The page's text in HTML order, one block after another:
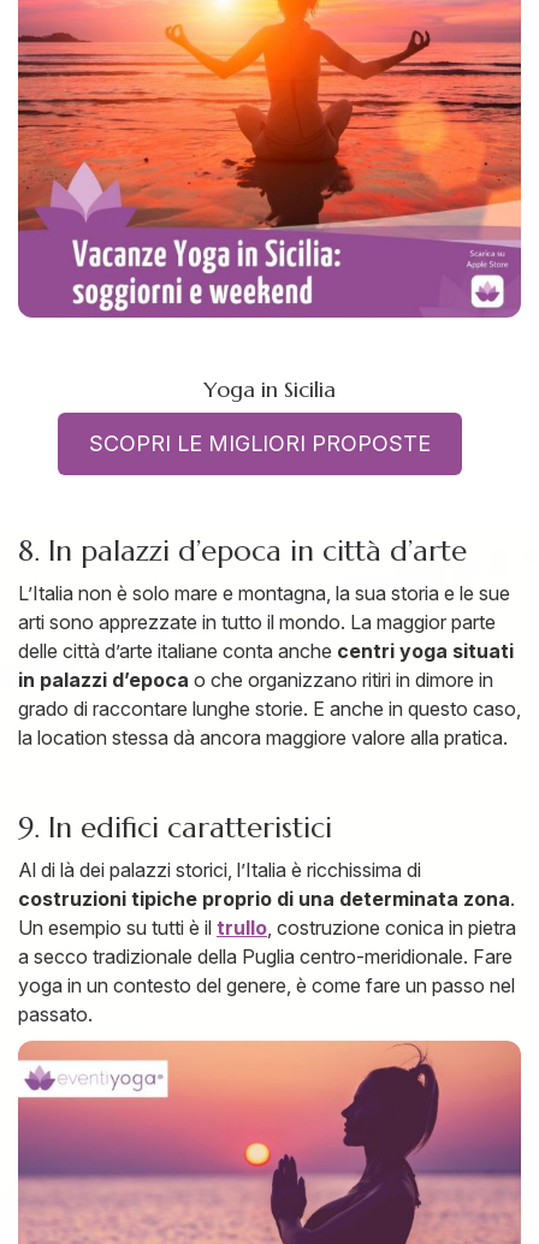
Yoga in Sicilia
SCOPRI LE MIGLIORI PROPOSTE
8. In palazzi d’epoca in città d’arte
L’Italia non è solo mare e montagna, la sua storia e le sue
arti sono apprezzate in tutto il mondo. La maggior parte
delle città d’arte italiane conta anche centri yoga situati
in palazzi d’epoca o che organizzano ritiri in dimore in
grado di raccontare lunghe storie. E anche in questo caso,
la location stessa dà ancora maggiore valore alla pratica.
9. In edifici caratteristici
Al di là dei palazzi storici, l’Italia è ricchissima di
costruzioni tipiche proprio di una determinata zona.
Un esempio su tutti è il trullo, costruzione conica in pietra
a secco tradizionale della Puglia centro-meridionale. Fare
yoga in un contesto del genere, è come fare un passo nel
passato.